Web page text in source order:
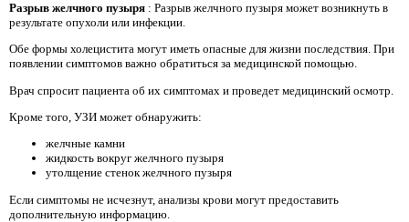
Разрыв желчного пузыря : Разрыв желчного пузыря может возникнуть в
результате опухоли или инфекции.
Обе формы холецистита могут иметь опасные для жизни последствия. При
появлении симптомов важно обратиться за медицинской помощью.
Врач спросит пациента об их симптомах и проведет медицинский осмотр.
Кроме того, УЗИ может обнаружить:
желчные камни
жидкость вокруг желчного пузыря
утолщение стенок желчного пузыря
Если симптомы не исчезнут, анализы крови могут предоставить
дополнительную информацию.